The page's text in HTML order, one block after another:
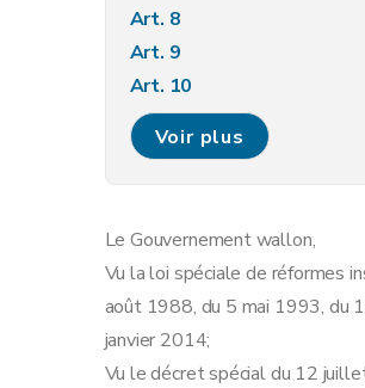
Art. 8
Art. 9
Art. 10
Art. 11
Art. 12
Art. 15
Voir plus
Le Gouvernement wallon,
Vu la loi spéciale de réformes
août 1988, du 5 mai 1993,
janvier 2014;
Vu le décret spécial du 12